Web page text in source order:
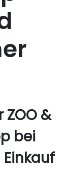
ZOO &
bei